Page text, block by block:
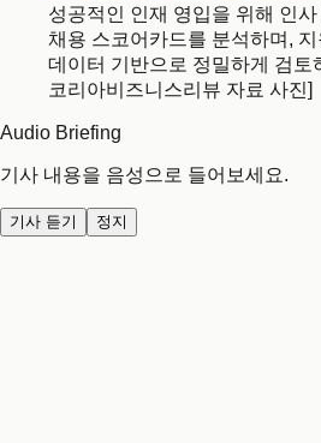
성공적인 인재 영입을 위해 인
채용 스코어카드를 분석하며,
데이터 기반으로 정밀하게 검토
코리아비즈니스리뷰 자료 사진]
Audio Briefing
기사 내용을 음성으로 들어보세요.
기사 듣기 정지